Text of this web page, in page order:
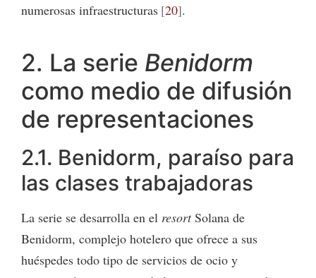
numerosas infraestructuras 20 .
2. La serie Benidorm
como medio de difusión
de representaciones
2.1. Benidorm, paraíso para
las clases trabajadoras
La serie se desarrolla en el resortSolana de
Benidorm, complejo hotelero que ofrece a sus
huéspedes todo tipo de servicios de ocio y